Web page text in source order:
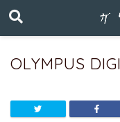
OLYMPUS